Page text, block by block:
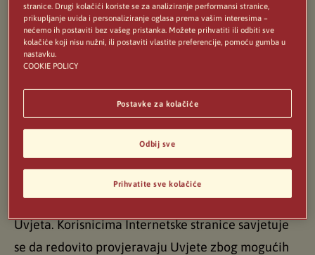
Tweede Weteringplantsoen 21, 1017 ZD
Amsterdam, Nizozemska ("HEINEKEN") te na sve
informacije, preporuke i/ili usluge koje dobivate na
Upotrebom ove Internetske stranice pristajete na
primjenjivost ovih Uvjeta. Napominjemo da se ovi
Uvjeti s vremenom mogu mijenjati. Te će izmjene
stupiti na snagu odmah nakon objave izmijenjenih
Uvjeta. Korisnicima Internetske stranice savjetuje
se da redovito provjeravaju Uvjete zbog mogućih
stranice. Drugi kolačići koriste se za analiziranje performansi stranice,
prikupljanje uvida i personaliziranje oglasa prema vašim interesima –
nećemo ih postaviti bez vašeg pristanka. Možete prihvatiti ili odbiti sve
kolačiće koji nisu nužni, ili postaviti vlastite preferencije, pomoću gumba u
nastavku.
COOKIE POLICY
Postavke za kolačiće
Odbij sve
Prihvatite sve kolačiće